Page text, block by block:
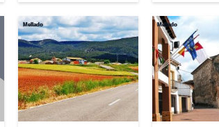
Mellado Mellado